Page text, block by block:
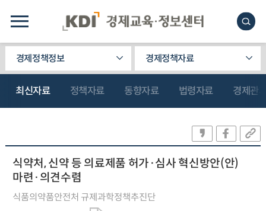
경제정책정보 경제정책자료
최신자료 정책자료 동향자료 법령자료 경제관
식약처, 신약 등 의료제품 허가·심사 혁신방안(안)
마련·의견수렴
식품의약품안전처 규제과학정책추진단